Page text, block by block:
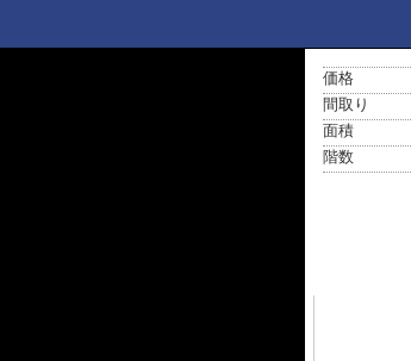
価格
間取り
面積
階数